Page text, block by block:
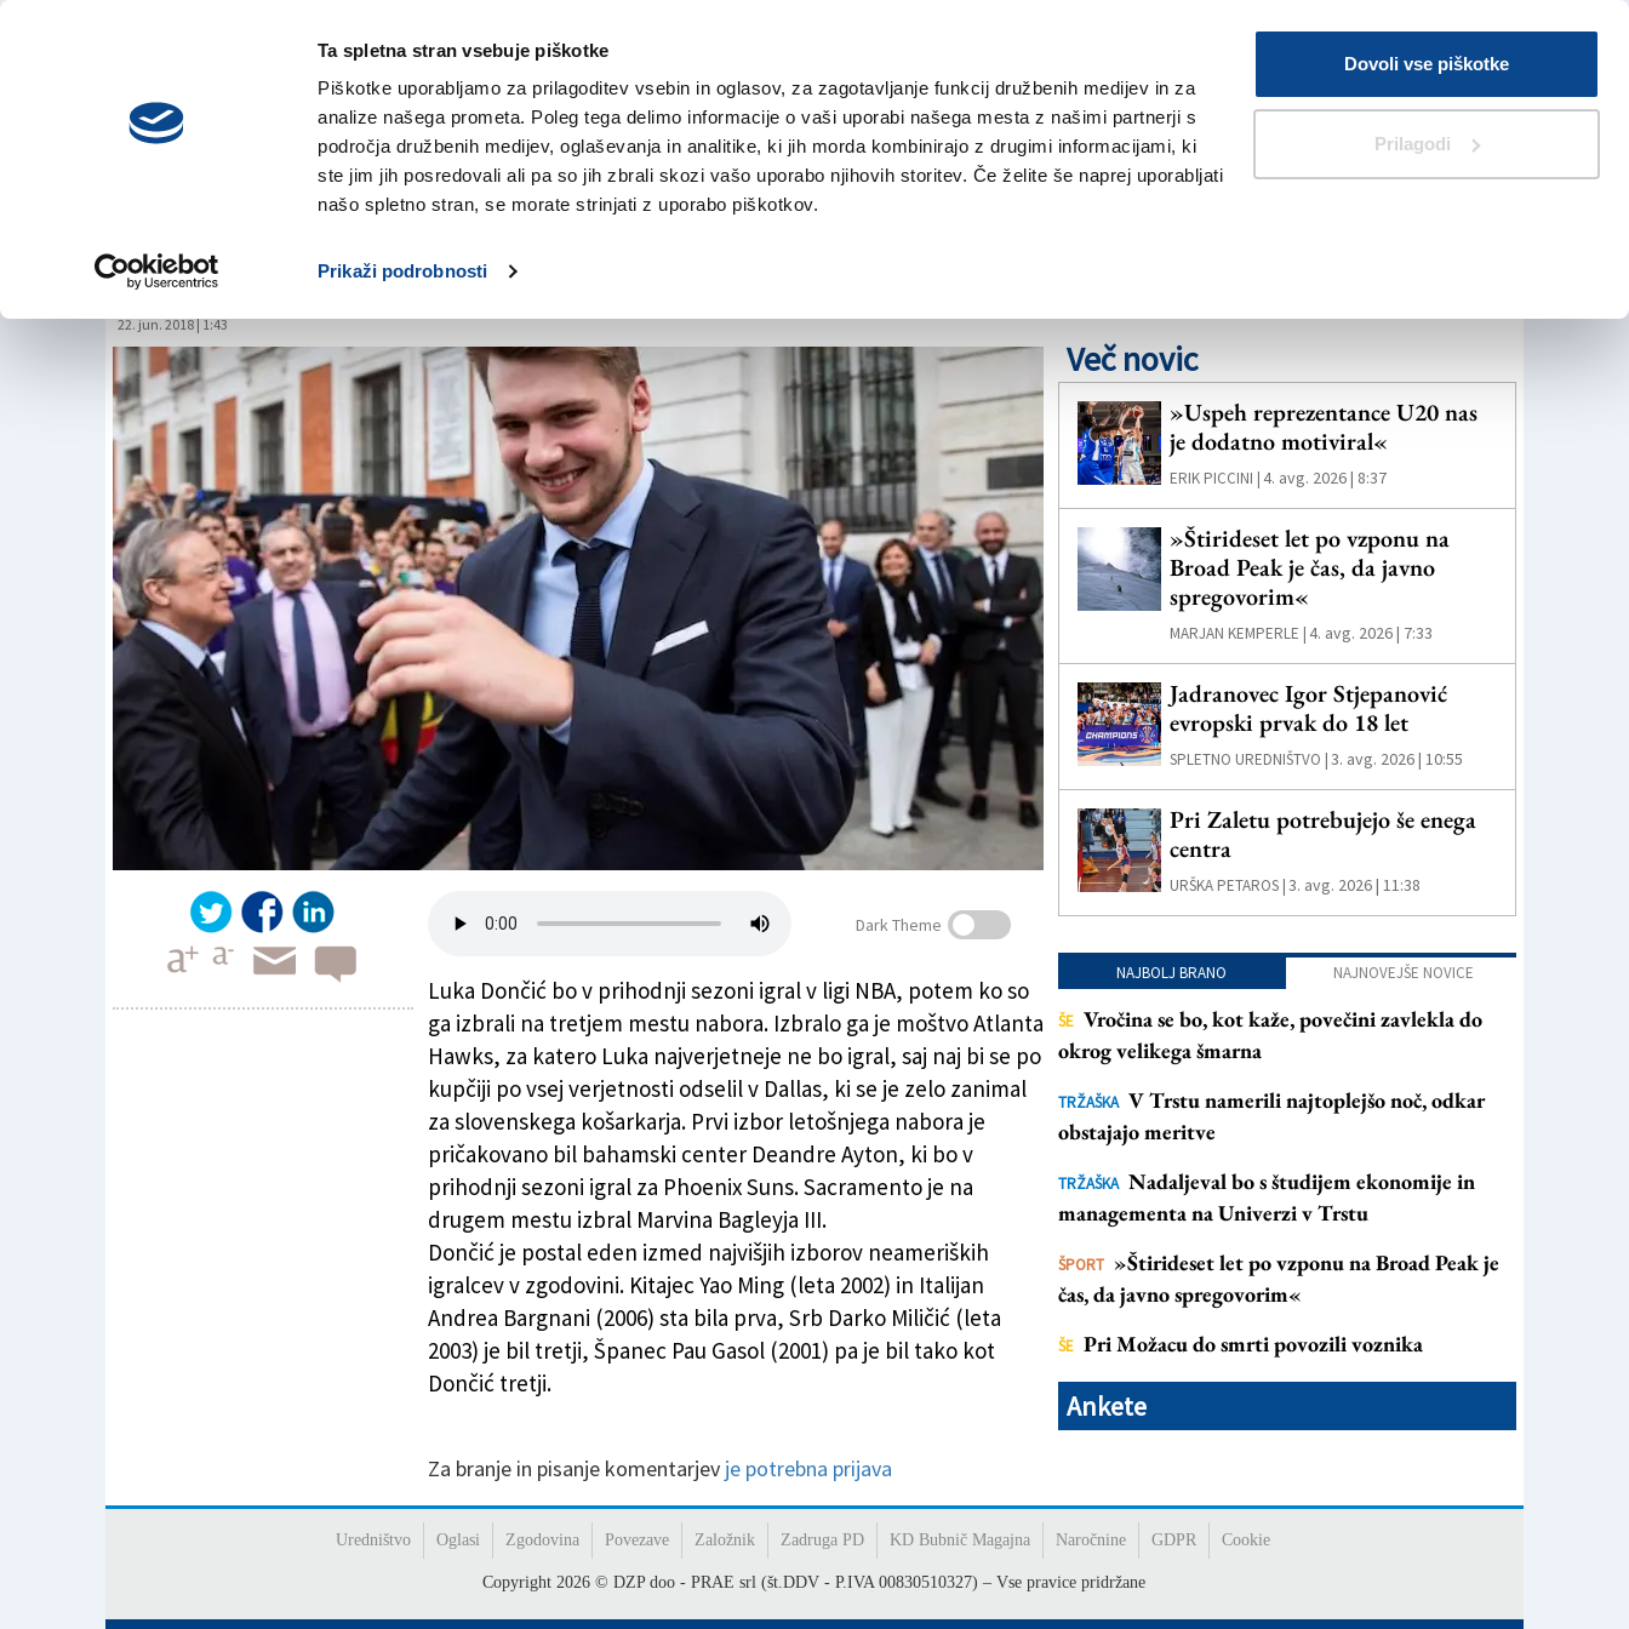
Ta spletna stran vsebuje piškotke
Piškotke uporabljamo za prilagoditev vsebin in oglasov, za zagotavljanje funkcij družbenih medijev in za
analize našega prometa. Poleg tega delimo informacije o vaši uporabi našega mesta z našimi partnerji s
področja družbenih medijev, oglaševanja in analitike, ki jih morda kombinirajo z drugimi informacijami, ki
ste jim jih posredovali ali pa so jih zbrali skozi vašo uporabo njihovih storitev. Če želite še naprej uporabljati
našo spletno stran, se morate strinjati z uporabo piškotkov.
Prikaži podrobnosti
Dovoli vse piškotke
Prilagodi
sreda,
5. avgusta 2026
V Kioskih
Iskanje
NOVICE TRŽAŠKA GORIŠKA KULTURA ŠPORT ŠE
Dončića izbrala Atlanta, igral naj bi v
Dallasu
22. jun. 2018 | 1:43
Dončića izbrala Atlanta, igral naj bi v Dallasu
Dark Theme
Luka Dončić bo v prihodnji sezoni igral v ligi NBA, potem ko so
ga izbrali na tretjem mestu nabora. Izbralo ga je moštvo Atlanta
Hawks, za katero Luka najverjetneje ne bo igral, saj naj bi se po
kupčiji po vsej verjetnosti odselil v Dallas, ki se je zelo zanimal
za slovenskega košarkarja. Prvi izbor letošnjega nabora je
pričakovano bil bahamski center Deandre Ayton, ki bo v
prihodnji sezoni igral za Phoenix Suns. Sacramento je na
drugem mestu izbral Marvina Bagleyja III.
Dončić je postal eden izmed najvišjih izborov neameriških
igralcev v zgodovini. Kitajec Yao Ming (leta 2002) in Italijan
Andrea Bargnani (2006) sta bila prva, Srb Darko Miličić (leta
2003) je bil tretji, Španec Pau Gasol (2001) pa je bil tako kot
Dončić tretji.
Za branje in pisanje komentarjev je potrebna prijava
Več novic
»Uspeh reprezentance U20 nas
je dodatno motiviral«
ERIK PICCINI |4. avg. 2026 | 8:37
»Štirideset let po vzponu na
Broad Peak je čas, da javno
spregovorim«
MARJAN KEMPERLE |4. avg. 2026 | 7:33
Jadranovec Igor Stjepanović
evropski prvak do 18 let
SPLETNO UREDNIŠTVO |3. avg. 2026 | 10:55
Pri Zaletu potrebujejo še enega
centra
URŠKA PETAROS |3. avg. 2026 | 11:38
NAJBOLJ BRANO NAJNOVEJŠE NOVICE
ŠE Vročina se bo, kot kaže, povečini zavlekla do
okrog velikega šmarna
TRŽAŠKA V Trstu namerili najtoplejšo noč, odkar
obstajajo meritve
TRŽAŠKA Nadaljeval bo s študijem ekonomije in
managementa na Univerzi v Trstu
ŠPORT »Štirideset let po vzponu na Broad Peak je
čas, da javno spregovorim«
ŠE Pri Možacu do smrti povozili voznika
Ankete
Uredništvo Oglasi Zgodovina Povezave Založnik Zadruga PD KD Bubnič Magajna Naročnine GDPR Cookie
Copyright2026 © DZP doo - PRAE srl (št.DDV - P.IVA 00830510327) – Vse pravice pridržane